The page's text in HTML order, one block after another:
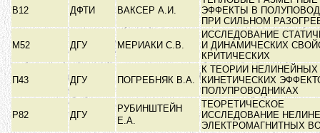
В12 ДФТИ ВАКСЕР А.И.
ЭФФЕКТЫ В
ПРИ СИЛЬНОМ
М52 ДГУ МЕРИАКИ С.В.
ИССЛЕДОВАНИЕ
И ДИНАМИЧЕСКИХ
КРИТИЧЕСКИХ
П43 ДГУ ПОГРЕБНЯК В.А.
К ТЕОРИИ НЕЛИНЕЙНЫХ
КИНЕТИЧЕСКИХ
ПОЛУПРОВОДНИКАХ
Р82 ДГУ
РУБИНШТЕЙН
Е.А.
ТЕОРЕТИЧЕСКОЕ
ИССЛЕДОВАНИЕ
ЭЛЕКТРОМАГНИТНЫХ